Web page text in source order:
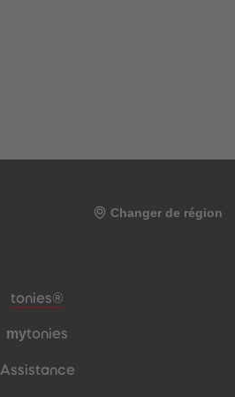
Changer de région
Pied de page de méta-navigation
tonies®
mytonies
Assistance